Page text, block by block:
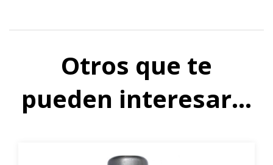
Otros que te
pueden interesar...